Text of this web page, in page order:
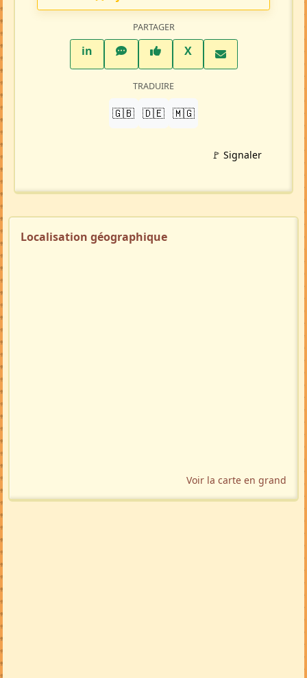
PARTAGER
inLinkedInWhatsAppFacebook
XTwitter X
TRADUIRE
🇬🇧 🇩🇪 🇲🇬
🚩 Signaler
Localisation géographique
Voir la carte en grand